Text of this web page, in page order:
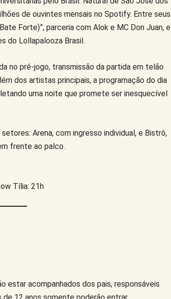
de ouvintes mensais no Spotify. Entre seus
Forte)”, parceria com Alok e MC Don Juan, e
do Lollapalooza Brasil.
no pré-jogo, transmissão da partida em telão
dos artistas principais, a programação do dia
uma noite que promete ser inesquecível
Arena, com ingresso individual, e Bistrô,
frente ao palco.
Tília: 21h
estar acompanhados dos pais, responsáveis